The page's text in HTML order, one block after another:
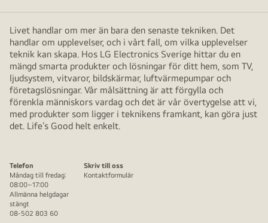
Livet handlar om mer än bara den senaste tekniken. Det
handlar om upplevelser, och i vårt fall, om vilka upplevelser
teknik kan skapa. Hos LG Electronics Sverige hittar du en
mängd smarta produkter och lösningar för ditt hem, som TV,
ljudsystem, vitvaror, bildskärmar, luftvärmepumpar och
företagslösningar. Vår målsättning är att förgylla och
förenkla människors vardag och det är vår övertygelse att vi,
med produkter som ligger i teknikens framkant, kan göra just
det. Life’s Good helt enkelt.
Telefon
Måndag till fredag:
08:00–17:00
Allmänna helgdagar
stängt
08-502 803 60
Skriv till oss
Kontaktformulär